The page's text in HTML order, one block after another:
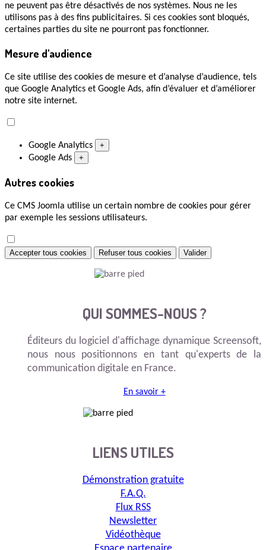
ne peuvent pas être désactivés de nos systèmes. Nous ne les
utilisons pas à des fins publicitaires. Si ces cookies sont bloqués,
certaines parties du site ne pourront pas fonctionner.
Mesure d'audience
Ce site utilise des cookies de mesure et d’analyse d’audience, tels
que Google Analytics et Google Ads, afin d’évaluer et d’améliorer
notre site internet.
Google Analytics +
Google Ads +
Autres cookies
Ce CMS Joomla utilise un certain nombre de cookies pour gérer
par exemple les sessions utilisateurs.
Accepter tous cookies Refuser tous cookies Valider
QUI SOMMES-NOUS ?
Éditeurs du logiciel d'affichage dynamique Screensoft,
nous nous positionnons en tant qu'experts de la
communication digitale en France.
En savoir +
LIENS UTILES
Démonstration gratuite
F.A.Q.
Flux RSS
Newsletter
Vidéothèque